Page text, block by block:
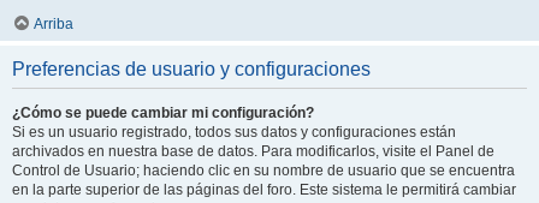
Arriba
Preferencias de usuario y configuraciones
¿Cómo se puede cambiar mi configuración?
Si es un usuario registrado, todos sus datos y configuraciones están
archivados en nuestra base de datos. Para modificarlos, visite el Panel de
Control de Usuario; haciendo clic en su nombre de usuario que se encuentra
en la parte superior de las páginas del foro. Este sistema le permitirá cambiar